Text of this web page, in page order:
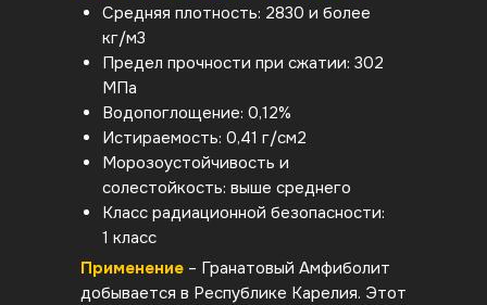
Средняя плотность: 2830 и более
кг/м3
Предел прочности при сжатии: 302
МПа
Водопоглощение: 0,12%
Истираемость: 0,41 г/см2
Морозоустойчивость и
солестойкость: выше среднего
Класс радиационной безопасности:
1 класс
Применение – Гранатовый Амфиболит
добывается в Республике Карелия. Этот